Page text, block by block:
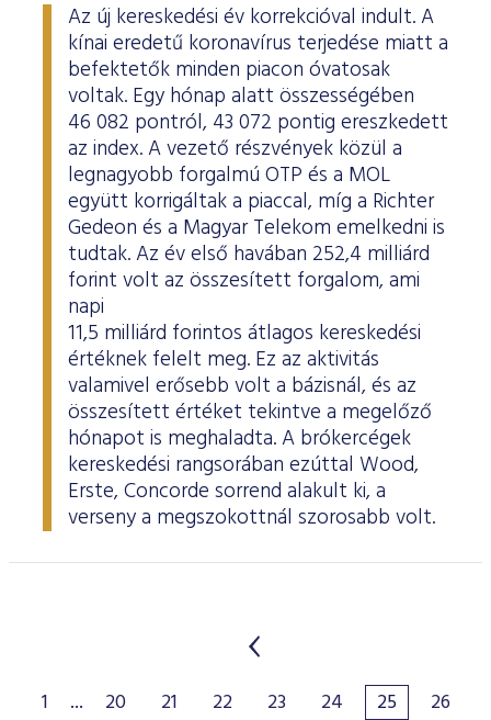
Az új kereskedési év korrekcióval indult. A
kínai eredetű koronavírus terjedése miatt a
befektetők minden piacon óvatosak
voltak. Egy hónap alatt összességében
46 082 pontról, 43 072 pontig ereszkedett
az index. A vezető részvények közül a
legnagyobb forgalmú OTP és a MOL
együtt korrigáltak a piaccal, míg a Richter
Gedeon és a Magyar Telekom emelkedni is
tudtak. Az év első havában 252,4 milliárd
forint volt az összesített forgalom, ami
napi
11,5 milliárd forintos átlagos kereskedési
értéknek felelt meg. Ez az aktivitás
valamivel erősebb volt a bázisnál, és az
összesített értéket tekintve a megelőző
hónapot is meghaladta. A brókercégek
kereskedési rangsorában ezúttal Wood,
Erste, Concorde sorrend alakult ki, a
verseny a megszokottnál szorosabb volt.
1 ... 20 21 22 23 24 25
26